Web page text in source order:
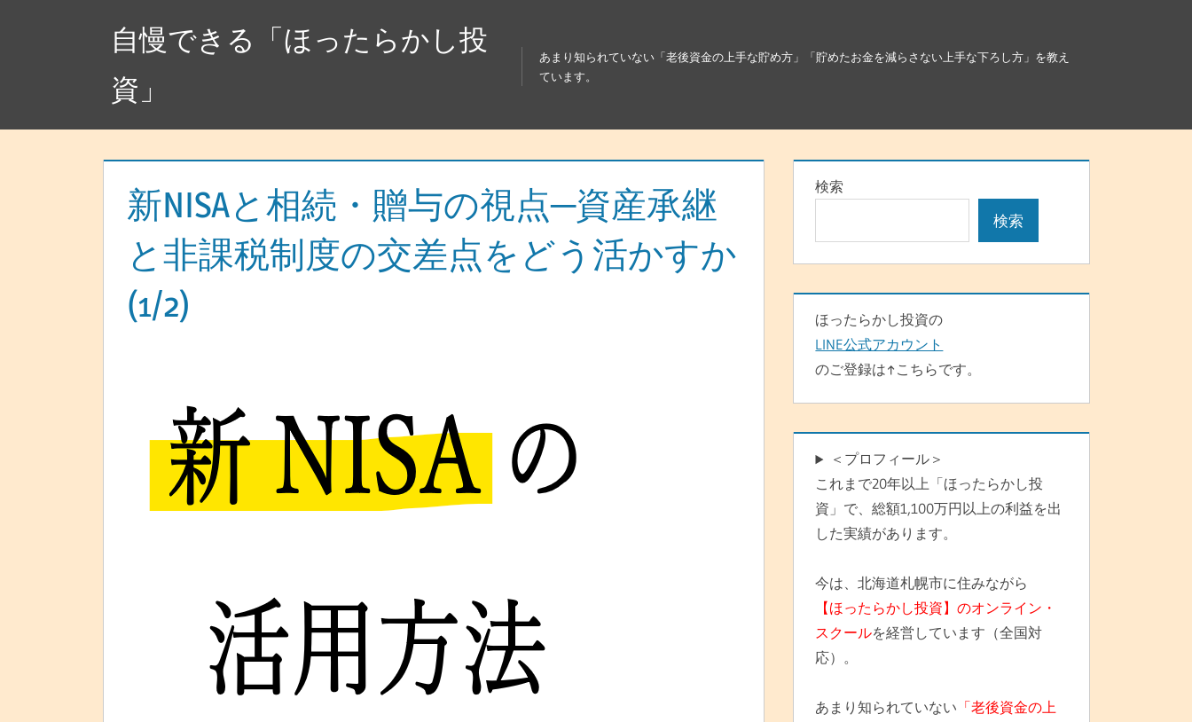
自慢できる「ほったらかし投
資」
あまり知られていない「老後資金の上手な貯め方」「貯めたお金を減らさない上手な下ろし方」を教え
ています。
新NISAと相続・贈与の視点─資産承継
と非課税制度の交差点をどう活かすか
(1/2)
検索
検索
ほったらかし投資の
LINE公式アカウント
のご登録は↑こちらです。
＜プロフィール＞
これまで20年以上「ほったらかし投
資」で、総額1,100万円以上の利益を出
した実績があります。
今は、北海道札幌市に住みながら
【ほったらかし投資】のオンライン・
スクールを経営しています（全国対
応）。
あまり知られていない 「老後資金の上